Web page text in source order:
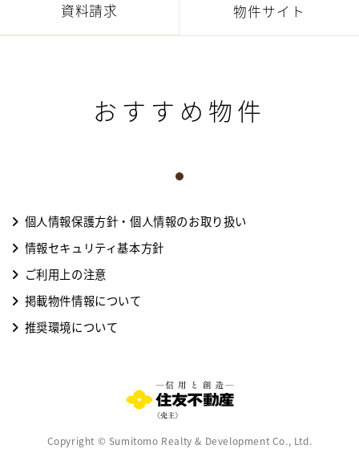
資料請求 物件サイト
おすすめ物件
個人情報保護方針・個人情報のお取り扱い
情報セキュリティ基本方針
ご利用上の注意
掲載物件情報について
推奨環境について
Copyright © Sumitomo Realty & Development Co., Ltd.